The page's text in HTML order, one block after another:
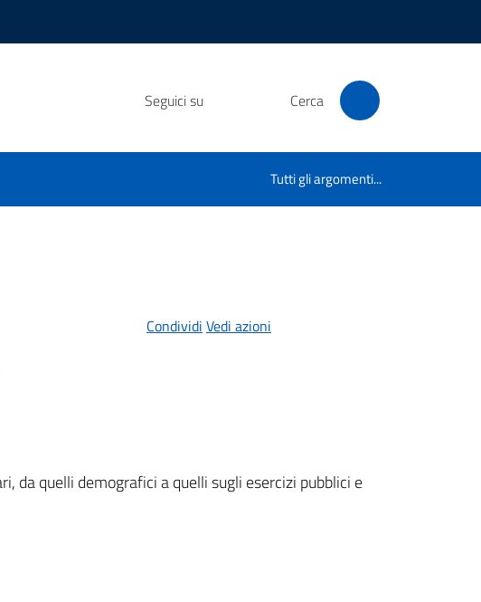
Seguici su Cerca
Tutti gli argomenti...
Condividi Vedi azioni
da quelli demografici a quelli sugli esercizi pubblici e